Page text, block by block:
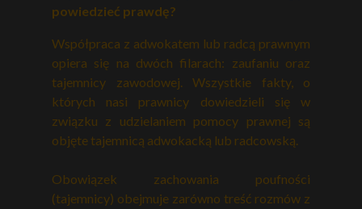
powiedzieć prawdę?
Współpraca z adwokatem lub radcą prawnym
opiera się na dwóch filarach: zaufaniu oraz
tajemnicy zawodowej. Wszystkie fakty, o
których nasi prawnicy dowiedzieli się w
związku z udzielaniem pomocy prawnej są
objęte tajemnicą adwokacką lub radcowską.
Obowiązek zachowania poufności
(tajemnicy) obejmuje zarówno treść rozmów z